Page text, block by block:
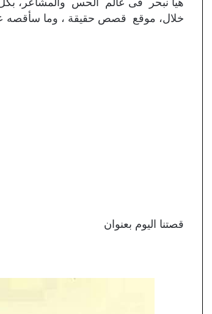
خلال، موقع قصص حقيقة ، وما سأقصه
قصتنا اليوم بعنوان